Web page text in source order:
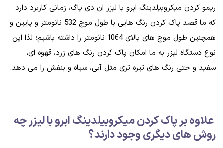
ریمو کردن میکروبیلدینگ ابرو با لیزر ان دی یاگ، زمانی کاربرد دارد
که ما قصد پاک کردن رنگ هایی با طول موج 532 نانومتر و پایین و
همچنین طول موج های بالای 1064 نانومتر را داشته باشیم؛ لذا این
نوع دستگاه لیزر به ما امکان پاک کردن رنگ های زرد، قهوه ای،
سفید و حتی رنگ های تیره تری مثل آبی، سیاه و بنفش را می دهد.
علاوه بر پاک کردن میکروبیلدینگ ابرو با لیزر چه
روش های دیگری وجود دارند؟